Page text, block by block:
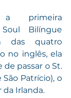
primeira
Bilíngue
das quatro
no inglês, ela
passar o St.
Patrício), o
da Irlanda.